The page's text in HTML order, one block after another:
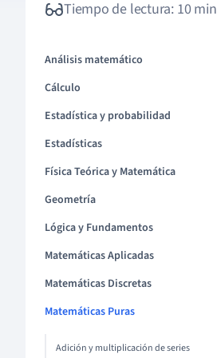
Tiempo de lectura: 10 min
Análisis matemático
Cálculo
Estadística y probabilidad
Estadísticas
Física Teórica y Matemática
Geometría
Lógica y Fundamentos
Matemáticas Aplicadas
Matemáticas Discretas
Matemáticas Puras
Adición y multiplicación de series